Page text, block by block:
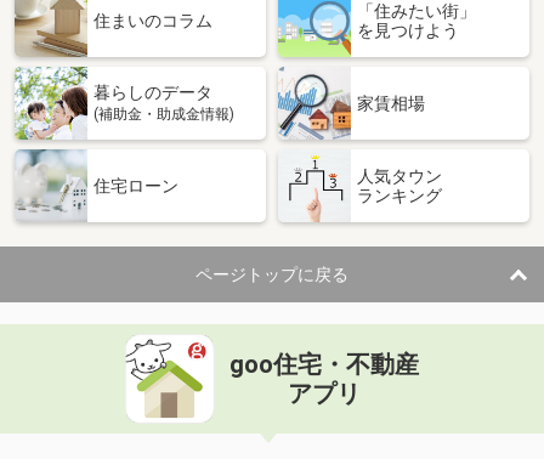
住まいのコラム
「住みたい街」
を見つけよう
暮らしのデータ
(補助金・助成金情報)
家賃相場
住宅ローン
人気タウン
ランキング
ページトップに戻る
goo住宅・不動産
アプリ